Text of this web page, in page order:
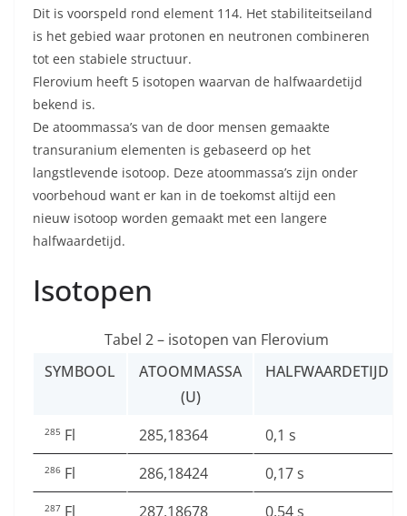
Dit is voorspeld rond element 114. Het stabiliteitseiland
is het gebied waar protonen en neutronen combineren
tot een stabiele structuur.
Flerovium heeft 5 isotopen waarvan de halfwaardetijd
bekend is.
De atoommassa’s van de door mensen gemaakte
transuranium elementen is gebaseerd op het
langstlevende isotoop. Deze atoommassa’s zijn onder
voorbehoud want er kan in de toekomst altijd een
nieuw isotoop worden gemaakt met een langere
halfwaardetijd.
Isotopen
Tabel 2 – isotopen van Flerovium
SYMBOOL
ATOOMMASSA
(U)
HALFWAARDETIJD
285 Fl 285,18364 0,1 s
286 Fl 286,18424 0,17 s
287 Fl 287,18678 0,54 s